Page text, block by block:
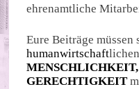
ehrenamtliche
Eure Beiträge müssen
humanwirtschaft
GERECHTIGKEIT